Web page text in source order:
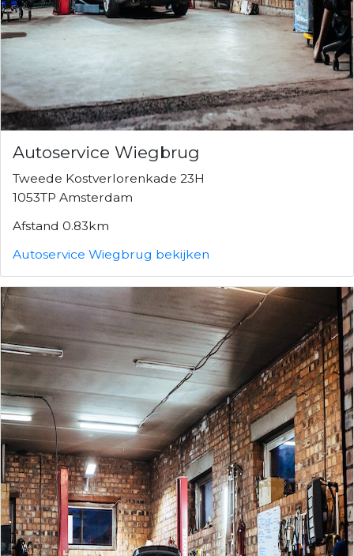
Autoservice Wiegbrug
Tweede Kostverlorenkade 23H
1053TP Amsterdam
Afstand 0.83km
Autoservice Wiegbrug bekijken